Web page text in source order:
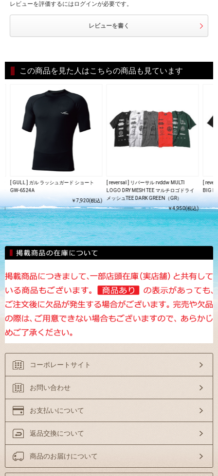
レビューを評価するにはログインが必要です。
レビューを書く
この商品を見た人はこちらの商品も見ています
)
[ GULL ] ガル ラッシュガード ショート
GW-6524A
￥7,920(税込)
[ reversal ] リバーサル rvddw MULTI
LOGO DRY MESH TEE マルチロゴドライ
メッシュTEE DARK GREEN（GR）
￥4,950(税込)
[
BIG
コーポレートサイト
お問い合わせ
お支払いについて
返品交換について
商品のお届けについて